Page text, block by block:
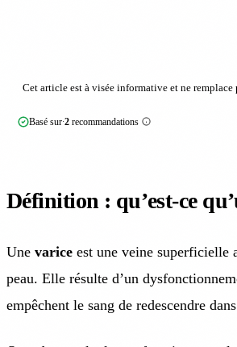
Cet article est à visée informative et ne
Basé sur·2recommandations
Définition : qu’est-ce
Une varice est une veine superficielle
peau. Elle résulte d’un
empêchent le sang de redescendre